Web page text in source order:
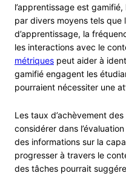
l’apprentissage est
par divers moyens tels que
d’apprentissage, la
les interactions avec le
métriques peut aider à
gamifié engagent les
pourraient nécessiter une
Les taux d’achèvement
considérer dans
des informations sur la
progresser à travers le
des tâches pourrait